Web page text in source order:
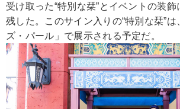
受け取った“特別な栞”とイベントの装
残した。このサイン入りの“特別な栞”
ズ・パール」で展示される予定だ。